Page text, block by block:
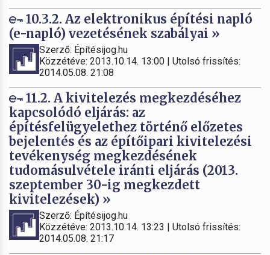
10.3.2. Az elektronikus építési napló
(e-napló) vezetésének szabályai »
Szerző: Építésijog.hu
Közzétéve: 2013.10.14. 13:00 | Utolsó frissítés:
2014.05.08. 21:08
11.2. A kivitelezés megkezdéséhez
kapcsolódó eljárás: az
építésfelügyelethez történő előzetes
bejelentés és az építőipari kivitelezési
tevékenység megkezdésének
tudomásulvétele iránti eljárás (2013.
szeptember 30-ig megkezdett
kivitelezések) »
Szerző: Építésijog.hu
Közzétéve: 2013.10.14. 13:23 | Utolsó frissítés:
2014.05.08. 21:17